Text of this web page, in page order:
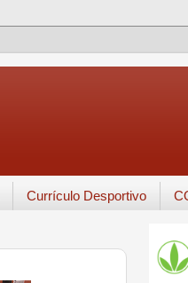
Currículo Desportivo